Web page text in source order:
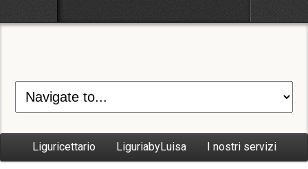
Liguricettario LiguriabyLuisa I nostri servizi